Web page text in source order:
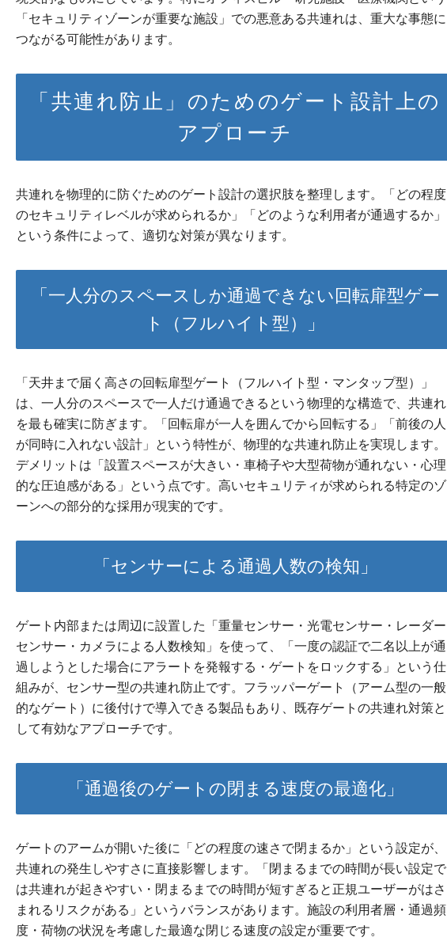
「セキュリティゾーンが重要な施設」での悪意ある共連れは、重大な事態に
つながる可能性があります。
「共連れ防止」のためのゲート設計上の
アプローチ
共連れを物理的に防ぐためのゲート設計の選択肢を整理します。「どの程度
のセキュリティレベルが求められるか」「どのような利用者が通過するか」
という条件によって、適切な対策が異なります。
「一人分のスペースしか通過できない回転扉型ゲー
ト（フルハイト型）」
「天井まで届く高さの回転扉型ゲート（フルハイト型・マンタップ型）」
は、一人分のスペースで一人だけ通過できるという物理的な構造で、共連れ
を最も確実に防ぎます。「回転扉が一人を囲んでから回転する」「前後の人
が同時に入れない設計」という特性が、物理的な共連れ防止を実現します。
デメリットは「設置スペースが大きい・車椅子や大型荷物が通れない・心理
的な圧迫感がある」という点です。高いセキュリティが求められる特定のゾ
ーンへの部分的な採用が現実的です。
「センサーによる通過人数の検知」
ゲート内部または周辺に設置した「重量センサー・光電センサー・レーダー
センサー・カメラによる人数検知」を使って、「一度の認証で二名以上が通
過しようとした場合にアラートを発報する・ゲートをロックする」という仕
組みが、センサー型の共連れ防止です。フラッパーゲート（アーム型の一般
的なゲート）に後付けで導入できる製品もあり、既存ゲートの共連れ対策と
して有効なアプローチです。
「通過後のゲートの閉まる速度の最適化」
ゲートのアームが開いた後に「どの程度の速さで閉まるか」という設定が、
共連れの発生しやすさに直接影響します。「閉まるまでの時間が長い設定で
は共連れが起きやすい・閉まるまでの時間が短すぎると正規ユーザーがはさ
まれるリスクがある」というバランスがあります。施設の利用者層・通過頻
度・荷物の状況を考慮した最適な閉じる速度の設定が重要です。